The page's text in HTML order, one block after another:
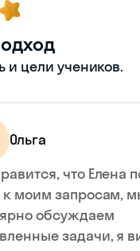
и цели учеников.
Ольга
что Елена
к моим запросам,
обсуждаем
задачи, я